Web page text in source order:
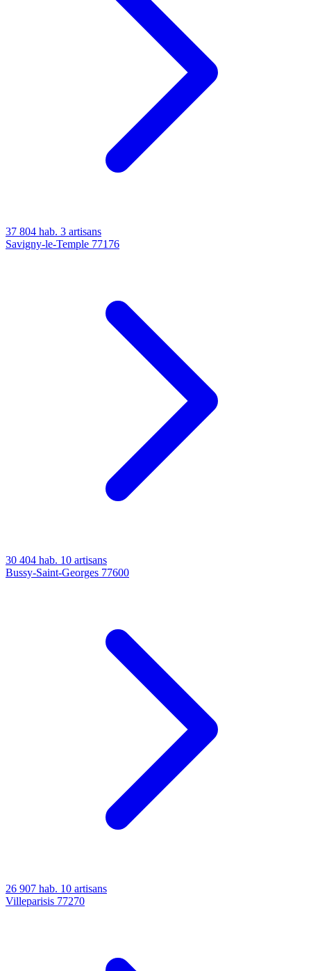
37 804 hab. 3 artisans
Savigny-le-Temple 77176
30 404 hab. 10 artisans
Bussy-Saint-Georges 77600
26 907 hab. 10 artisans
Villeparisis 77270